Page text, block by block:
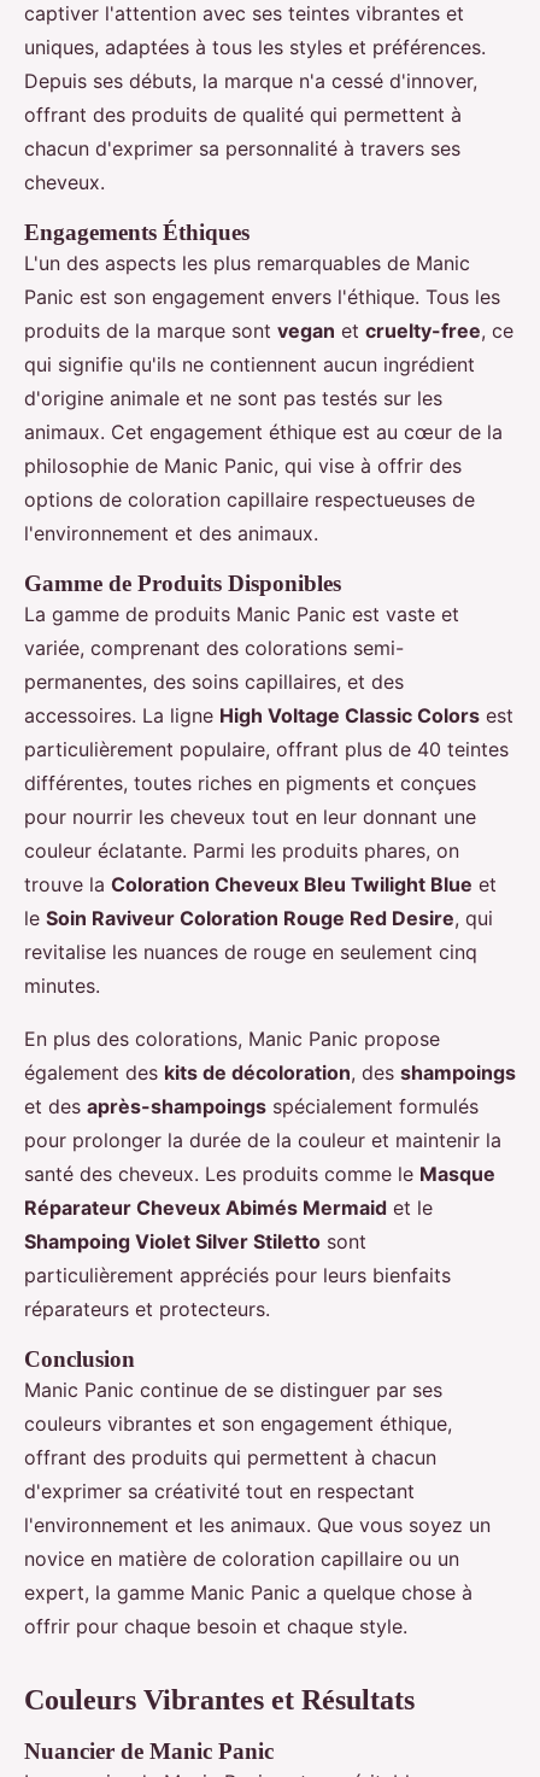
captiver l'attention avec ses teintes vibrantes et
uniques, adaptées à tous les styles et préférences.
Depuis ses débuts, la marque n'a cessé d'innover,
offrant des produits de qualité qui permettent à
chacun d'exprimer sa personnalité à travers ses
cheveux.
Engagements Éthiques
L'un des aspects les plus remarquables de Manic
Panic est son engagement envers l'éthique. Tous les
produits de la marque sont vegan et cruelty-free, ce
qui signifie qu'ils ne contiennent aucun ingrédient
d'origine animale et ne sont pas testés sur les
animaux. Cet engagement éthique est au cœur de la
philosophie de Manic Panic, qui vise à offrir des
options de coloration capillaire respectueuses de
l'environnement et des animaux.
Gamme de Produits Disponibles
La gamme de produits Manic Panic est vaste et
variée, comprenant des colorations semi-
permanentes, des soins capillaires, et des
accessoires. La ligne High Voltage Classic Colors est
particulièrement populaire, offrant plus de 40 teintes
différentes, toutes riches en pigments et conçues
pour nourrir les cheveux tout en leur donnant une
couleur éclatante. Parmi les produits phares, on
trouve la Coloration Cheveux Bleu Twilight Blue et
le Soin Raviveur Coloration Rouge Red Desire, qui
revitalise les nuances de rouge en seulement cinq
minutes.
En plus des colorations, Manic Panic propose
également des kits de décoloration, des shampoings
et des après-shampoings spécialement formulés
pour prolonger la durée de la couleur et maintenir la
santé des cheveux. Les produits comme le Masque
Réparateur Cheveux Abimés Mermaid et le
Shampoing Violet Silver Stiletto sont
particulièrement appréciés pour leurs bienfaits
réparateurs et protecteurs.
Conclusion
Manic Panic continue de se distinguer par ses
couleurs vibrantes et son engagement éthique,
offrant des produits qui permettent à chacun
d'exprimer sa créativité tout en respectant
l'environnement et les animaux. Que vous soyez un
novice en matière de coloration capillaire ou un
expert, la gamme Manic Panic a quelque chose à
offrir pour chaque besoin et chaque style.
Couleurs Vibrantes et Résultats
Nuancier de Manic Panic